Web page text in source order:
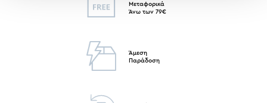
Μεταφορικά
Άνω των 79€
Άμεση
Παράδοση